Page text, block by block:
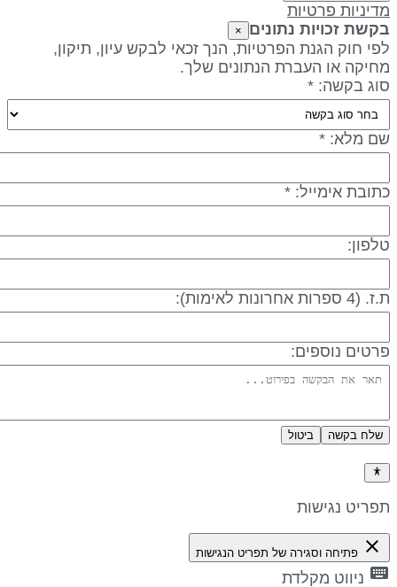
פרטיות
זכויות נתונים
חוק הגנת הפרטיות, הנך זכאי לבקש עיון, תיקון,
או העברת הנתונים שלך.
בקשה: *
מלא: *
אימייל: *
ספרות אחרונות לאימות):
נוספים:
שלח בקשה ביטול
נגישות
close פתיחה וסגירה של תפריט הנגישות
ניווט מקלדת